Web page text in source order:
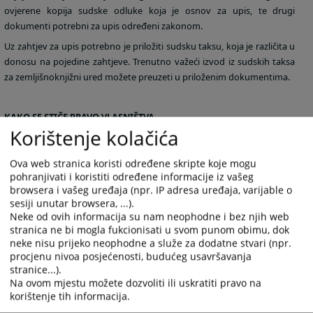
ovjerene kopija sudske odluke koja je osnov za upis, te drugi
dokumenti potrebni za upis određeni zakonom.
Uz zahtjev za upis potrebno je priložiti sudsku taksu, koja je različita u
donosu na pojedine zahtjeve. Trenutno važeći izvod iz sudskih taksa
za zemljišnoknjižni ured možete preuzeti u priloženim dokumentima.
KAKO SE STIČE PRAVO VLASNIŠTVA
Kupovinom nekretnina i potpisivanjem kupoprodajnog ugovora ne
stiče se automatizmom pravo vlasništa nad nekretninom. Potrebno je
upisati svoje pravo u zemljišne knjige. Stoga potrebno je da po svakoj
obavljenoj kupnji svoje nekretnine podnesete prijedloge za upis u
zemljišne knjige. Prijedlog podnesite zemljišnoknjižnom uredu
Općinskog suda na čijem se području nalazi nekretnina koja je
predmet kupoprodaje. Po ostvarenom upisu kupac postaje i
zemljišnoknjižni vlasnik.
Obratite pažnju da postoji razlika između:
VLASNIČKOG LISTA kojeg izdaje gruntovnica i
POSJEDOVNOG LISTA kojeg izdaje katastar.
Korištenje kolačića
Ova web stranica koristi određene skripte koje mogu
pohranjivati i koristiti određene informacije iz vašeg
browsera i vašeg uređaja (npr. IP adresa uređaja, varijable o
sesiji unutar browsera, ...).
Neke od ovih informacija su nam neophodne i bez njih web
stranica ne bi mogla fukcionisati u svom punom obimu, dok
neke nisu prijeko neophodne a služe za dodatne stvari (npr.
procjenu nivoa posjećenosti, budućeg usavršavanja
stranice...).
Na ovom mjestu možete dozvoliti ili uskratiti pravo na
korištenje tih informacija.